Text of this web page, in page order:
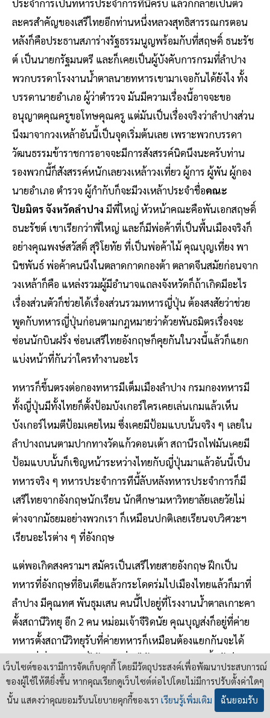
ประจำการเป็นทหารประจำการที่นี่ครับ แล้วก็กลายเป็นตัว
ละครสำคัญของเสรีไทยอีกท่านหนึ่งหลวงสุทธิสารรณกรตอน
หลังก็คือประธานสภาร่างรัฐธรรมนูญพร้อมกับที่สฤษดิ์ ธนะรัช
ต์ เป็นนายกรัฐมนตรี และก็เคยเป็นผู้บังคับการกรมที่ลำปาง
พวกบรรดาโรงงานน้ำตาลนายทหารเขามาเจอกันได้ยังไง ทั้ง
บรรดานายอำเภอ ผู้ว่าตำรวจ มันมีความเรื่องนี้อาจจะขอ
อนุญาตคุณครูขอโทษคุณครู แต่มันเป็นเรื่องจริงว่าลำปางส่วน
นึงมาจากวงเหล้าอันนี้เป็นจุดเริ่มต้นเลย เพราะพวกบรรดา
วัฒนธรรมข้าราชการอาจจะมีการสังสรรค์นิดนึงนะครับท่าน
รองพวกนี้ก็สังสรรค์หนักเลยวงเหล้าวงเที่ยว ผู้การ ผู้พัน ผู้กอง
นายอำเภอ ตำรวจ ผู้กำกับก็จะมีวงเหล้าประจำชื่อคณะ
ปิยมิตร จังหวัดลำปาง มีพี่ใหญ่ หัวหน้าคณะคือพันเอกสฤษดิ์
ธนะรัชต์ เขาเรียกว่าพี่ใหญ่ และก็มีพ่อค้าที่เป็นพื้นเมืองจริงก็
อย่างคุณพงษ์สวัสดิ์ สุริโยทัย ที่เป็นพ่อค้าไม้ คุณบุญเที่ยง พา
นิชพันธ์ พ่อค้าคนนึงในตลาดกาดกองต้า ตลาดจีนสมัยก่อนจาก
วงเหล้าก็คือ แหล่งรวมผู้มีอำนาจแถลงจังหวัดก็ถ้าเกิดมีอะไร
เรื่องส่วนตัวก็ช่วยได้เรื่องส่วนรวมทหารญี่ปุ่น ต้องสงสัยว่าช่วย
พูดกับทหารญี่ปุ่นก่อนตามกฎหมายว่าด้วยพันธมิตรเรื่องจะ
ซ่อนนักบินฝรั่ง ซ่อนเสรีไทยอังกฤษก็คุยกันในวงนี้แล้วก็แยก
แบ่งหน้าที่กันว่าใครทำงานอะไร
ทหารก็ขึ้นตรงต่อกองทหารมีเต็มเมืองลำปาง กรมกองทหารมี
ทั้งญี่ปุ่นมีทั้งไทยก็ตั้งป้อมบังเกอร์ใครเคยเล่นเกมแล้วเห็น
บังเกอร์ไหมตีป้อมเคยไหม ซึ่งเคยมีป้อมแบบนั้นจริง ๆ เลยใน
ลำปางถนนตามปากทางวัดแก้วดอนเต้า สถานีรถไฟมันเคยมี
ป้อมแบบนั้นก็เชิญหน้าระหว่างไทยกับญี่ปุ่นมาแล้วอันนี้เป็น
ทหารจริง ๆ ทหารประจำการทีนี้ลับหลังทหารประจำการก็มี
เสรีไทยจากอังกฤษนักเรียน นักศึกษามหาวิทยาลัยเลยวัยไม่
ต่างจากมัธยมอย่างพวกเรา ก็เหมือนปกติเลยเรียนจบวิศวะฯ
เรียนอะไรต่าง ๆ ที่อังกฤษ
แต่พอเกิดสงครามฯ สมัครเป็นเสรีไทยสายอังกฤษ ฝึกเป็น
ทหารที่อังกฤษที่อินเดียแล้วกระโดดร่มไปเมืองไทยแล้วก็มาที่
ลำปาง มีคุณทศ พันธุมเสน คนนี้ไปอยู่ที่โรงงานน้ำตาลเกาะคา
ตั้งสถานีวิทยุ อีก 2 คน หม่อมเจ้าจีริดนัย คุณบุญส่งก็อยู่ที่ค่าย
ทหารตั้งสถานีวิทยุรับที่ค่ายทหารก็เหมือนต้องแยกกันจะได้
แบบที่ญี่ปุ่นจับ 1 ที่ได้อีก 1 ที่จะได้ยังอยู่ประมาณนี้แล้วก็ถาม
ว่าสถานีวิทยุพรุ่งนี้ทำอะไรก็ฝากส่งข่าว เมื่อกี้มีน้องกล่าว
Speech ว่ามีการส่งข่าวก็รวบรวมข่าวส่งข่าวเมื่อกี้บอกแล้ว
สถานีมีที่ค่ายทหารกับโรงงานน้ำตาล ทีนี้ไปสืบแล้วหาขาวยังไง
เว็บไซต์ของเรามีการจัดเก็บคุกกี้ โดยมีวัตถุประสงค์เพื่อพัฒนาประสบการณ์
ของผู้ใช้ให้ดียิ่งขึ้น หากคุณเรียกดูเว็บไซต์ต่อไปโดยไม่มีการปรับตั้งค่าใดๆ
นั้น แสดงว่าคุณยอมรับนโยบายคุกกี้ของเรา เรียนรู้เพิ่มเติม ฉันยอมรับ